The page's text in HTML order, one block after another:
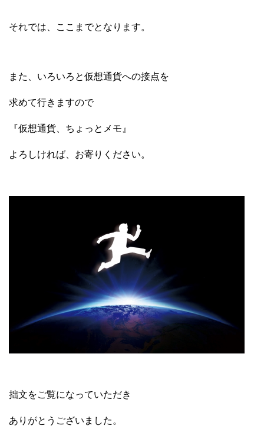
それでは、ここまでとなります。
また、いろいろと仮想通貨への接点を
求めて行きますので
『仮想通貨、ちょっとメモ』
よろしければ、お寄りください。
拙文をご覧になっていただき
ありがとうございました。